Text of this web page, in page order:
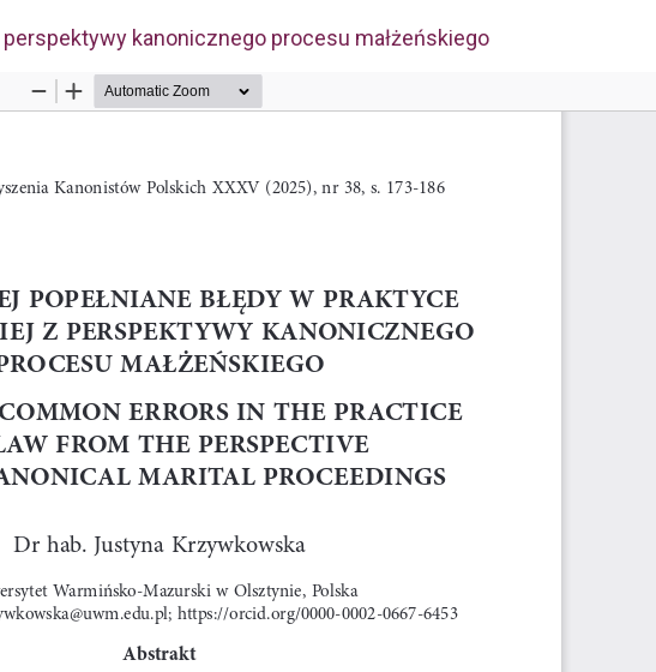
kanonicznego procesu małżeńskiego